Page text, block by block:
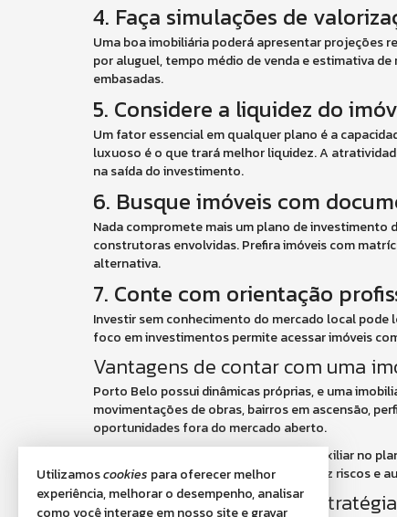
4. Faça simulações de
Uma boa imobiliária poderá apresentar projeções
por aluguel, tempo médio de venda e estimativa
embasadas.
5. Considere a liquidez do
Um fator essencial em qualquer plano é a
luxuoso é o que trará melhor liquidez. A
na saída do investimento.
6. Busque imóveis com
Nada compromete mais um plano de investimento
construtoras envolvidas. Prefira imóveis com
alternativa.
7. Conte com orientação
Investir sem conhecimento do mercado local pode
foco em investimentos permite acessar imóveis
Vantagens de contar com uma
Porto Belo possui dinâmicas próprias, e uma
movimentações de obras, bairros em ascensão,
oportunidades fora do mercado aberto.
Além disso, uma boa imobiliária pode auxiliar no
o pós-venda. Esse suporte técnico reduz riscos e
Conclusão: investir com
Utilizamoscookies para oferecer melhor
experiência, melhorar o desempenho, analisar
como você interage em nosso site e gravar